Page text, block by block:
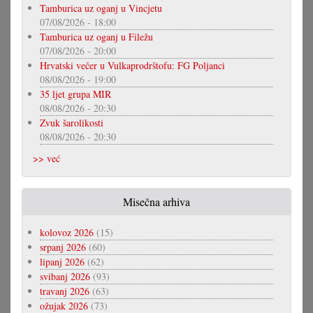
Tamburica uz oganj u Vincjetu
07/08/2026 - 18:00
Tamburica uz oganj u Filežu
07/08/2026 - 20:00
Hrvatski večer u Vulkaprodrštofu: FG Poljanci
08/08/2026 - 19:00
35 ljet grupa MIR
08/08/2026 - 20:30
Zvuk šarolikosti
08/08/2026 - 20:30
>> već
Misečna arhiva
kolovoz 2026 (15)
srpanj 2026 (60)
lipanj 2026 (62)
svibanj 2026 (93)
travanj 2026 (63)
ožujak 2026 (73)